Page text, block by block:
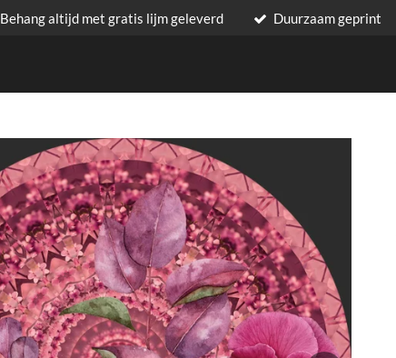
Behang altijd met gratis lijm geleverd Duurzaam geprint